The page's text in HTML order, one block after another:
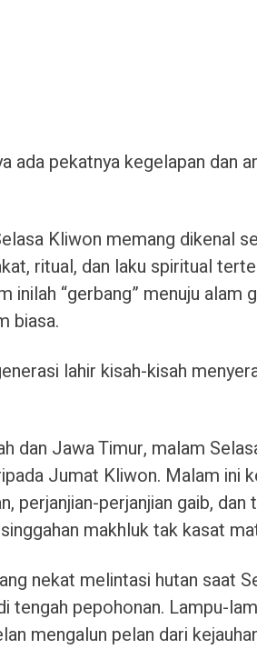
ada pekatnya kegelapan dan
Kliwon memang dikenal
ritual, dan laku spiritual
inilah “gerbang” menuju alam
biasa.
lahir kisah-kisah
dan Jawa Timur, malam
Jumat Kliwon. Malam ini
perjanjian-perjanjian gaib, dan
makhluk tak kasat
nekat melintasi hutan saat
tengah pepohonan. Lampu-
mengalun pelan dari